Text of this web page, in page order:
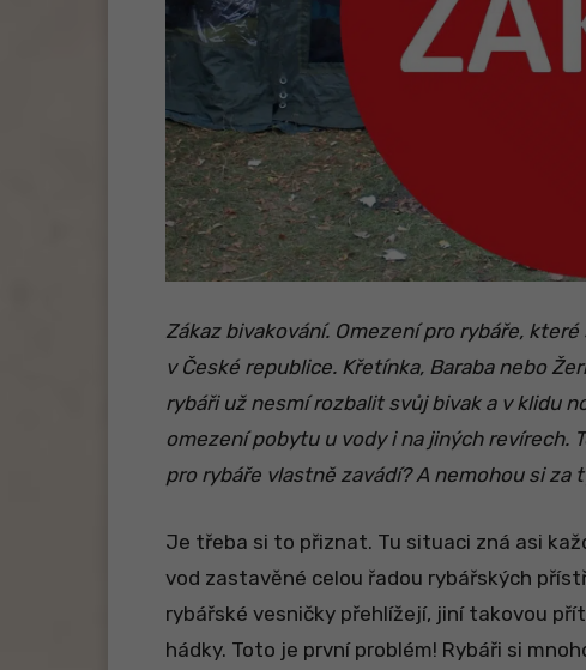
Zákaz bivakování. Omezení pro rybáře,
v České republice. Křetínka, Baraba nebo
rybáři už nesmí rozbalit svůj bivak a v klidu
omezení pobytu u vody i na jiných revírech.
pro rybáře vlastně zavádí? A nemohou si za
Je třeba si to přiznat. Tu situaci zná asi
vod zastavěné celou řadou rybářských
rybářské vesničky přehlížejí, jiní takovou
hádky. Toto je první problém! Rybáři si